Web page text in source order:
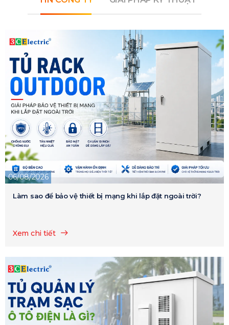
06/08/2026
Làm sao để bảo vệ thiết bị mạng khi lắp đặt ngoài trời?
Xem chi tiết